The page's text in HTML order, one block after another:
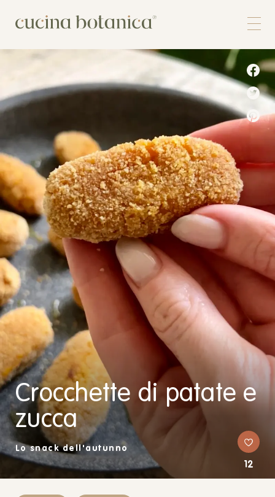
Shop
Chi siamo
Contatti
Crocchette di patate e
zucca
Lo snack dell'autunno
12